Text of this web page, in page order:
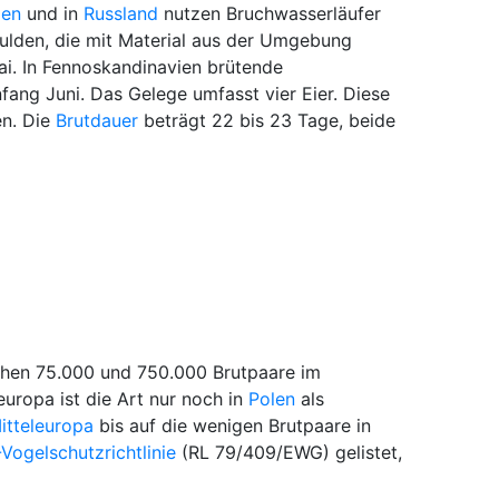
und in Russland nutzen Bruchwasserläufer
die mit Material aus der Umgebung
In Fennoskandinavien brütende
Juni. Das Gelege umfasst vier Eier. Diese
Die Brutdauer beträgt 22 bis 23 Tage, beide
75.000 und 750.000 Brutpaare im
ist die Art nur noch in Polen als
bis auf die wenigen Brutpaare in
(RL 79/409/EWG) gelistet,